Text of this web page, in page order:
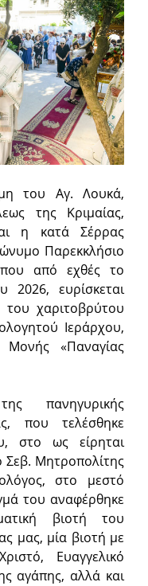
του Αγ. Λουκά,
της Κριμαίας,
η κατά Σέρρας
Παρεκκλήσιο
από εχθές το
2026, ευρίσκεται
χαριτοβρύτου
Ιεράρχου,
«Παναγίας
πανηγυρικής
που τελέσθηκε
στο ως είρηται
Σεβ. Μητροπολίτης
στο μεστό
του αναφέρθηκε
βιοτή του
μας, μία βιοτή με
Ευαγγελικό
αγάπης, αλλά και